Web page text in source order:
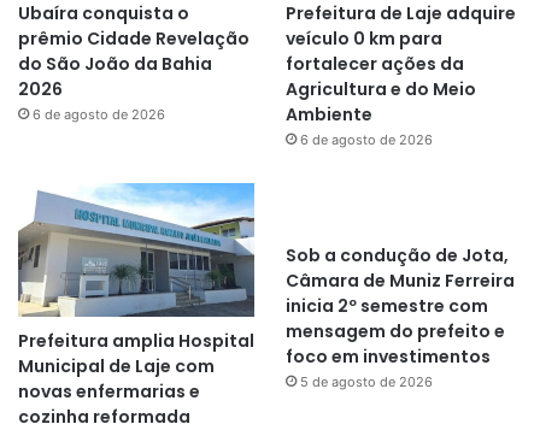
Ubaíra conquista o
prêmio Cidade Revelação
do São João da Bahia
2026
6 de agosto de 2026
Prefeitura de Laje adquire
veículo 0 km para
fortalecer ações da
Agricultura e do Meio
Ambiente
6 de agosto de 2026
Prefeitura amplia Hospital
Municipal de Laje com
novas enfermarias e
cozinha reformada
Sob a condução de Jota,
Câmara de Muniz Ferreira
inicia 2º semestre com
mensagem do prefeito e
foco em investimentos
5 de agosto de 2026